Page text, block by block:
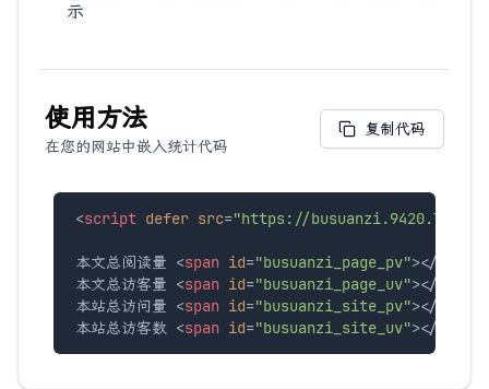
示
使用方法
在您的网站中嵌入统计代码
复制代码
<script defer src="https://busuanzi.9420.ltd/
本文总阅读量 <span id="busuanzi_page_pv"></
本文总访客量 <span id="busuanzi_page_uv"></
本站总访问量 <span id="busuanzi_site_pv"></
本站总访客数 <span id="busuanzi_site_uv"></